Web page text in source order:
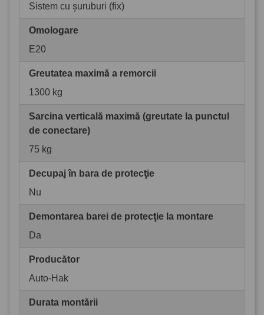
Sistem cu șuruburi (fix)
Omologare
E20
Greutatea maximă a remorcii
1300 kg
Sarcina verticală maximă (greutate la punctul
de conectare)
75 kg
Decupaj în bara de protecţie
Nu
Demontarea barei de protecţie la montare
Da
Producător
Auto-Hak
Durata montării